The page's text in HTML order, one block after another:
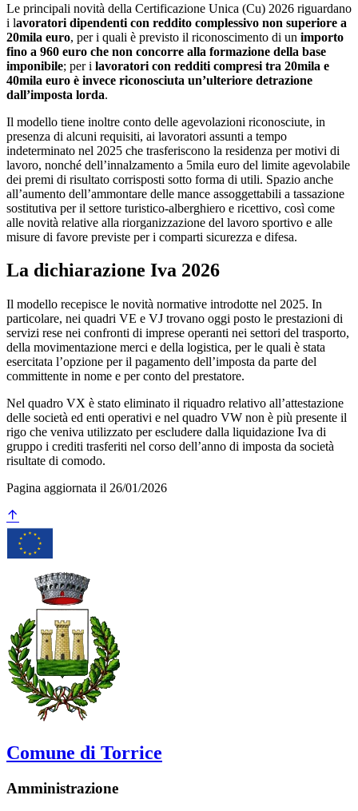
Le principali novità della Certificazione Unica (Cu) 2026 riguardano
i lavoratori dipendenti con reddito complessivo non superiore a
20mila euro, per i quali è previsto il riconoscimento di un importo
fino a 960 euro che non concorre alla formazione della base
imponibile; per i lavoratori con redditi compresi tra 20mila e
40mila euro è invece riconosciuta un’ulteriore detrazione
dall’imposta lorda.
Il modello tiene inoltre conto delle agevolazioni riconosciute, in
presenza di alcuni requisiti, ai lavoratori assunti a tempo
indeterminato nel 2025 che trasferiscono la residenza per motivi di
lavoro, nonché dell’innalzamento a 5mila euro del limite agevolabile
dei premi di risultato corrisposti sotto forma di utili. Spazio anche
all’aumento dell’ammontare delle mance assoggettabili a tassazione
sostitutiva per il settore turistico-alberghiero e ricettivo, così come
alle novità relative alla riorganizzazione del lavoro sportivo e alle
misure di favore previste per i comparti sicurezza e difesa.
La dichiarazione Iva 2026
Il modello recepisce le novità normative introdotte nel 2025. In
particolare, nei quadri VE e VJ trovano oggi posto le prestazioni di
servizi rese nei confronti di imprese operanti nei settori del trasporto,
della movimentazione merci e della logistica, per le quali è stata
esercitata l’opzione per il pagamento dell’imposta da parte del
committente in nome e per conto del prestatore.
Nel quadro VX è stato eliminato il riquadro relativo all’attestazione
delle società ed enti operativi e nel quadro VW non è più presente il
rigo che veniva utilizzato per escludere dalla liquidazione Iva di
gruppo i crediti trasferiti nel corso dell’anno di imposta da società
risultate di comodo.
Pagina aggiornata il 26/01/2026
Comune di Torrice
Amministrazione